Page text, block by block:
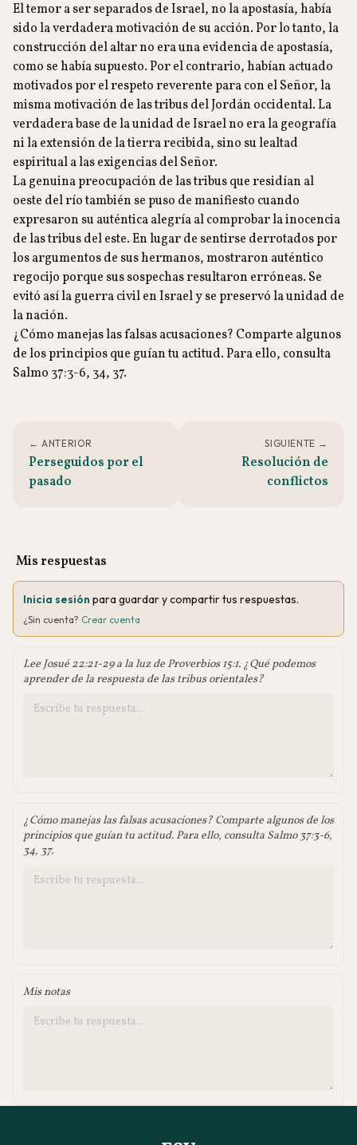
El temor a ser separados de Israel, no la apostasía, había
sido la verdadera motivación de su acción. Por lo tanto, la
construcción del altar no era una evidencia de apostasía,
como se había supuesto. Por el contrario, habían actuado
motivados por el respeto reverente para con el Señor, la
misma motivación de las tribus del Jordán occidental. La
verdadera base de la unidad de Israel no era la geografía
ni la extensión de la tierra recibida, sino su lealtad
espiritual a las exigencias del Señor.
La genuina preocupación de las tribus que residían al
oeste del río también se puso de manifiesto cuando
expresaron su auténtica alegría al comprobar la inocencia
de las tribus del este. En lugar de sentirse derrotados por
los argumentos de sus hermanos, mostraron auténtico
regocijo porque sus sospechas resultaron erróneas. Se
evitó así la guerra civil en Israel y se preservó la unidad de
la nación.
¿Cómo manejas las falsas acusaciones? Comparte algunos
de los principios que guían tu actitud. Para ello, consulta
Salmo 37:3-6, 34, 37.
← ANTERIOR
Perseguidos por el
pasado
SIGUIENTE →
Resolución de
conflictos
Mis respuestas
Inicia sesión para guardar y compartir tus respuestas.
¿Sin cuenta? Crear cuenta
Lee Josué 22:21-29 a la luz de Proverbios 15:1. ¿Qué podemos
aprender de la respuesta de las tribus orientales?
¿Cómo manejas las falsas acusaciones? Comparte algunos de los
principios que guían tu actitud. Para ello, consulta Salmo 37:3-6,
34, 37.
Mis notas